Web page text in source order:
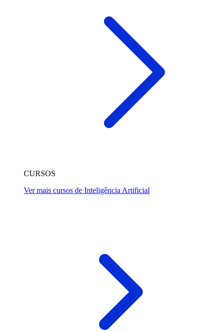
CURSOS
Ver mais cursos de Inteligência Artificial